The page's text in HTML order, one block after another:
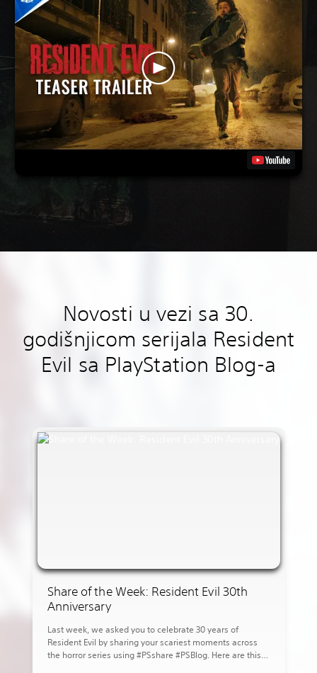
Novosti u vezi sa 30.
godišnjicom serijala Resident
Evil sa PlayStation Blog-a
Share of the Week: Resident Evil 30th
Anniversary
Last week, we asked you to celebrate 30 years of
Resident Evil by sharing your scariest moments across
the horror series using #PSshare #PSBlog. Here are this